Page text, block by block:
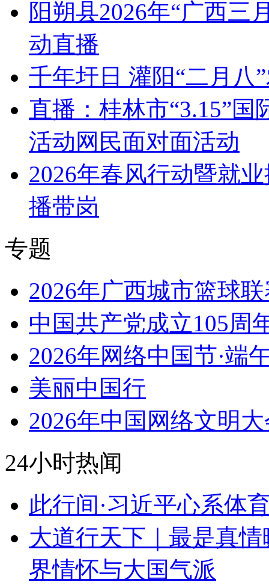
阳朔县2026年“广西三
动直播
千年圩日 灌阳“二月八
直播：桂林市“3.15”
活动网民面对面活动
2026年春风行动暨就
播带岗
专题
2026年广西城市篮球
中国共产党成立105周
2026年网络中国节·端
美丽中国行
2026年中国网络文明
24小时热闻
此行间·习近平心系体
大道行天下｜最是真
界情怀与大国气派